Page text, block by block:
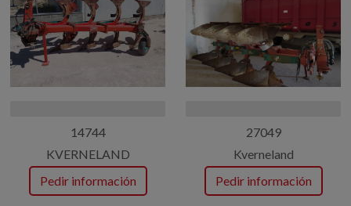
14744
KVERNELAND
Pedir información
27049
Kverneland
Pedir información